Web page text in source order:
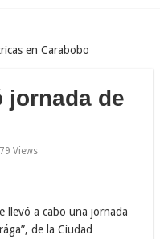
en Carabobo
jornada de
Views
llevó a cabo una jornada
de la Ciudad